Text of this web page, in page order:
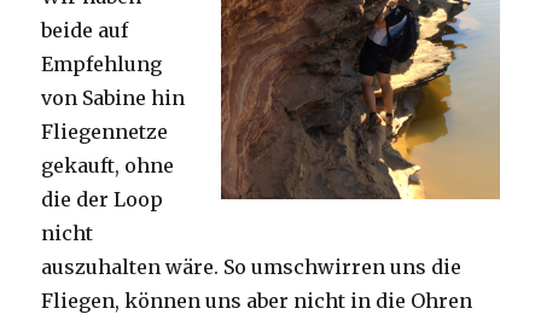
beide auf
Empfehlung
von Sabine hin
Fliegennetze
gekauft, ohne
die der Loop
nicht
auszuhalten wäre. So umschwirren uns die
Fliegen, können uns aber nicht in die Ohren